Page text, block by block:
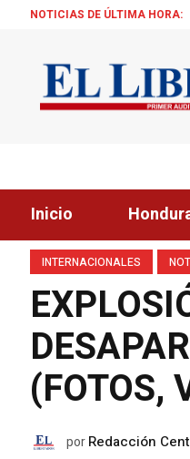
NOTICIAS DE ÚLTIMA HORA:
Inicio
INTERNACIONALES
(FOTOS,
porRedacción